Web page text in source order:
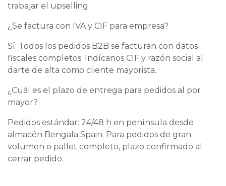
trabajar el upselling.
¿Se factura con IVA y CIF para empresa?
Sí. Todos los pedidos B2B se facturan con datos
fiscales completos. Indícanos CIF y razón social al
darte de alta como cliente mayorista.
¿Cuál es el plazo de entrega para pedidos al por
mayor?
Pedidos estándar: 24/48 h en península desde
almacén Bengala Spain. Para pedidos de gran
volumen o pallet completo, plazo confirmado al
cerrar pedido.